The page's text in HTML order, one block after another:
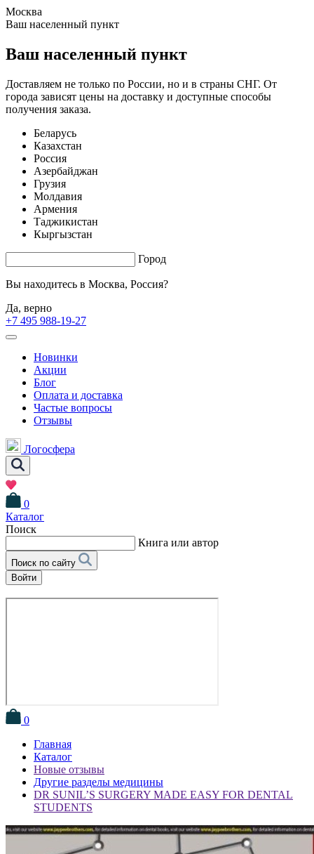
Москва
Ваш населенный пункт
Ваш населенный пункт
Доставляем не только по России, но и в страны СНГ. От
города зависят цены на доставку и доступные способы
получения заказа.
Беларусь
Казахстан
Россия
Азербайджан
Грузия
Молдавия
Армения
Таджикистан
Кыргызстан
Город
Вы находитесь в Москва, Россия?
Да, верно
+7 495 988-19-27
Новинки
Акции
Блог
Оплата и доставка
Частые вопросы
Отзывы
Логосфера
0
Каталог
Поиск
Книга или автор
Поиск по сайту
Войти
0
Главная
Каталог
Новые отзывы
Другие разделы медицины
DR SUNIL’S SURGERY MADE EASY FOR DENTAL
STUDENTS